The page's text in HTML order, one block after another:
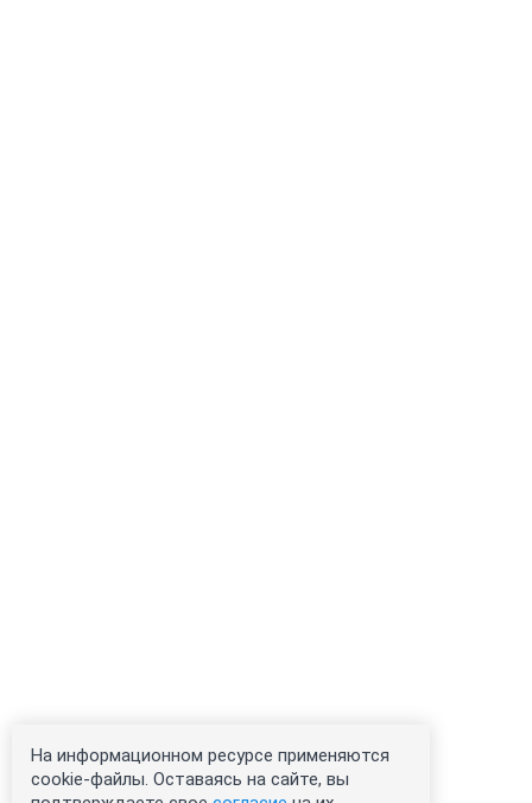
На информационном ресурсе применяются
cookie-файлы. Оставаясь на сайте, вы